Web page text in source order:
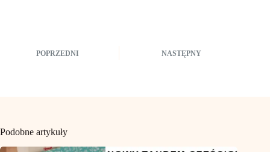
POPRZEDNI NASTĘPNY
Podobne artykuły